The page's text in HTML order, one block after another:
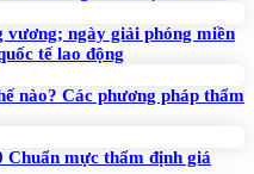
vương; ngày giải phóng miền
tế lao động
nào? Các phương pháp thẩm
Chuẩn mực thẩm định giá